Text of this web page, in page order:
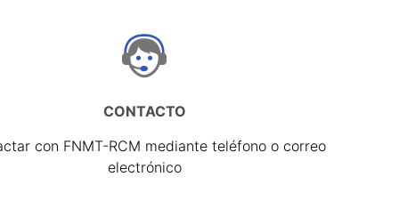
CONTACTO
con FNMT-RCM mediante teléfono o correo
electrónico